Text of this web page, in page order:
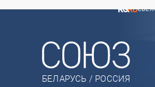
БЕЛАРУСЬ / РОССИЯ